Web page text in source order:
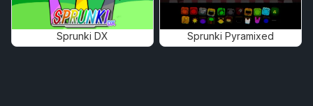
Sprunki DX Sprunki Pyramixed